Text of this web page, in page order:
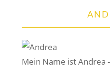
Mein Name ist Andrea